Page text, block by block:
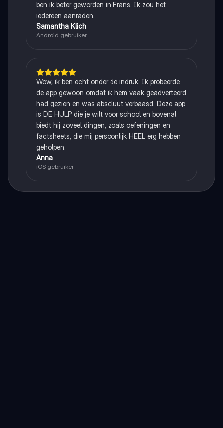
ben ik beter geworden in Frans. Ik zou het
iedereen aanraden.
Samantha Klich
Android gebruiker
Wow, ik ben echt onder de indruk. Ik probeerde
de app gewoon omdat ik hem vaak geadverteerd
had gezien en was absoluut verbaasd. Deze app
is DE HULP die je wilt voor school en bovenal
biedt hij zoveel dingen, zoals oefeningen en
factsheets, die mij persoonlijk HEEL erg hebben
geholpen.
Anna
iOS gebruiker